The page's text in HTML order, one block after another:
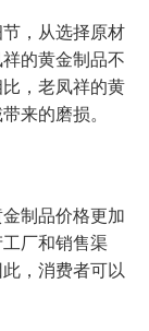
，从选择原材
的黄金制品不
，老凤祥的黄
来的磨损。
制品价格更加
厂和销售渠
，消费者可以